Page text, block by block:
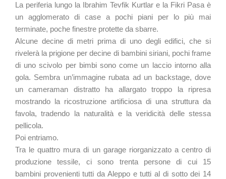
La periferia lungo la Ibrahim Tevfik Kurtlar e la Fikri Pasa è
un agglomerato di case a pochi piani per lo più mai
terminate, poche finestre protette da sbarre.
Alcune decine di metri prima di uno degli edifici, che si
rivelerà la prigione per decine di bambini siriani, pochi frame
di uno scivolo per bimbi sono come un laccio intorno alla
gola. Sembra un’immagine rubata ad un backstage, dove
un cameraman distratto ha allargato troppo la ripresa
mostrando la ricostruzione artificiosa di una struttura da
favola, tradendo la naturalità e la veridicità delle stessa
pellicola.
Poi entriamo.
Tra le quattro mura di un garage riorganizzato a centro di
produzione tessile, ci sono trenta persone di cui 15
bambini provenienti tutti da Aleppo e tutti al di sotto dei 14